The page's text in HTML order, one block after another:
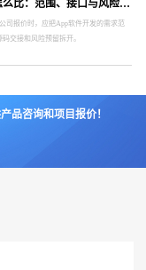
软件开发app制作公司报价怎么比：范围、接口与风险要分开
司报价时，应把App软件开发的需求范
交接和风险预留拆开。
品咨询和项目报价！